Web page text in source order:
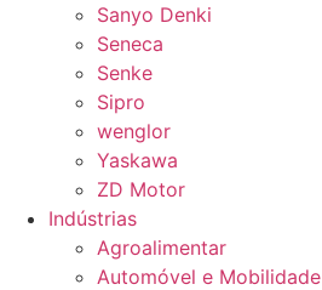
Sanyo Denki
Seneca
Senke
Sipro
wenglor
Yaskawa
ZD Motor
Indústrias
Agroalimentar
Automóvel e Mobilidade